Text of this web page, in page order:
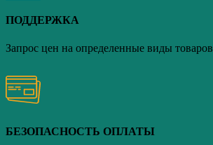
ПОДДЕРЖКА
Запрос цен на определенные виды товаров
БЕЗОПАСНОСТЬ ОПЛАТЫ